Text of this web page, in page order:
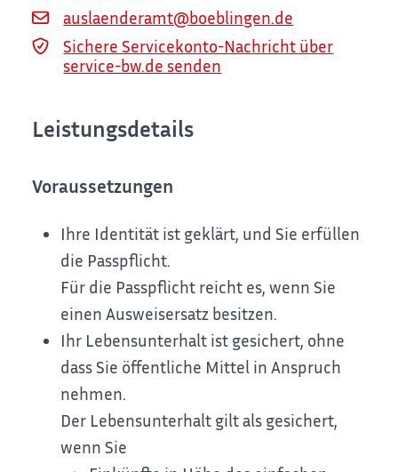
auslaenderamt@boeblingen.de
Sichere Servicekonto-Nachricht über
service-bw.de senden
Leistungsdetails
Voraussetzungen
Ihre Identität ist geklärt, und Sie erfüllen
die Passpflicht.
Für die Passpflicht reicht es, wenn Sie
einen Ausweisersatz besitzen.
Ihr Lebensunterhalt ist gesichert, ohne
dass Sie öffentliche Mittel in Anspruch
nehmen.
Der Lebensunterhalt gilt als gesichert,
wenn Sie